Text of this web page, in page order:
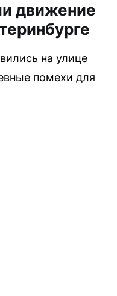
движение
на улице
помехи для